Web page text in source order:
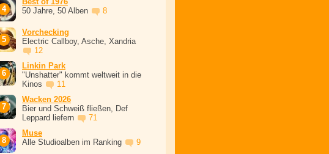
50 Jahre, 50 Alben
8
Vorchecking
Electric Callboy, Asche, Xandria
12
Linkin Park
"Unshatter" kommt weltweit in die
Kinos
11
Wacken 2026
Bier und Schweiß fließen, Def
Leppard liefern
71
Muse
Alle Studioalben im Ranking
9